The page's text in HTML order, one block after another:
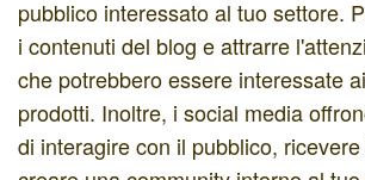
pubblico interessato al tuo settore.
i contenuti del blog e attrarre
che potrebbero essere interessate
prodotti. Inoltre, i social media
di interagire con il pubblico,